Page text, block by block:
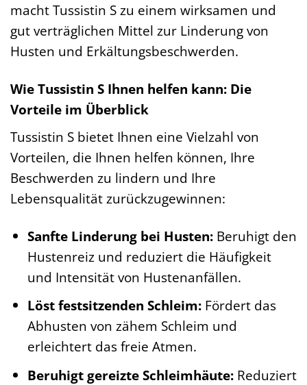
macht Tussistin S zu einem wirksamen und
gut verträglichen Mittel zur Linderung von
Husten und Erkältungsbeschwerden.
Wie Tussistin S Ihnen helfen kann: Die
Vorteile im Überblick
Tussistin S bietet Ihnen eine Vielzahl von
Vorteilen, die Ihnen helfen können, Ihre
Beschwerden zu lindern und Ihre
Lebensqualität zurückzugewinnen:
Sanfte Linderung bei Husten:Beruhigt den
Hustenreiz und reduziert die Häufigkeit
und Intensität von Hustenanfällen.
Löst festsitzenden Schleim:Fördert das
Abhusten von zähem Schleim und
erleichtert das freie Atmen.
Beruhigt gereizte Schleimhäute:Reduziert